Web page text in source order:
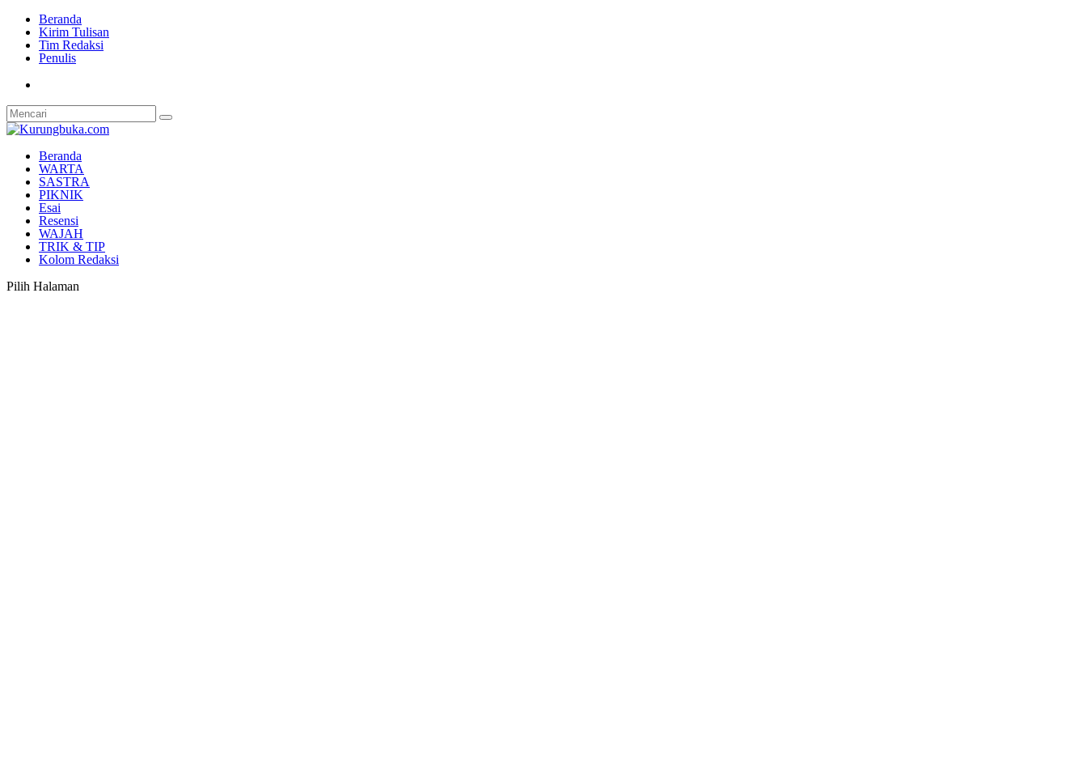
Beranda
Kirim Tulisan
Tim Redaksi
Penulis
Beranda
WARTA
SASTRA
PIKNIK
Esai
Resensi
WAJAH
TRIK & TIP
Kolom Redaksi
Pilih Halaman